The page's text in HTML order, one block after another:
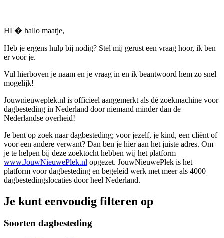
HГ� hallo maatje,
Heb je ergens hulp bij nodig? Stel mij gerust een vraag hoor, ik ben
er voor je.
Vul hierboven je naam en je vraag in en ik beantwoord hem zo snel
mogelijk!
Jouwnieuweplek.nl is officieel aangemerkt als dé zoekmachine voor
dagbesteding in Nederland door niemand minder dan de
Nederlandse overheid!
Je bent op zoek naar dagbesteding; voor jezelf, je kind, een cliënt of
voor een andere verwant? Dan ben je hier aan het juiste adres. Om
je te helpen bij deze zoektocht hebben wij het platform
www.JouwNieuwePlek.nl opgezet. JouwNieuwePlek is het
platform voor dagbesteding en begeleid werk met meer als 4000
dagbestedingslocaties door heel Nederland.
Je kunt eenvoudig filteren op
Soorten dagbesteding